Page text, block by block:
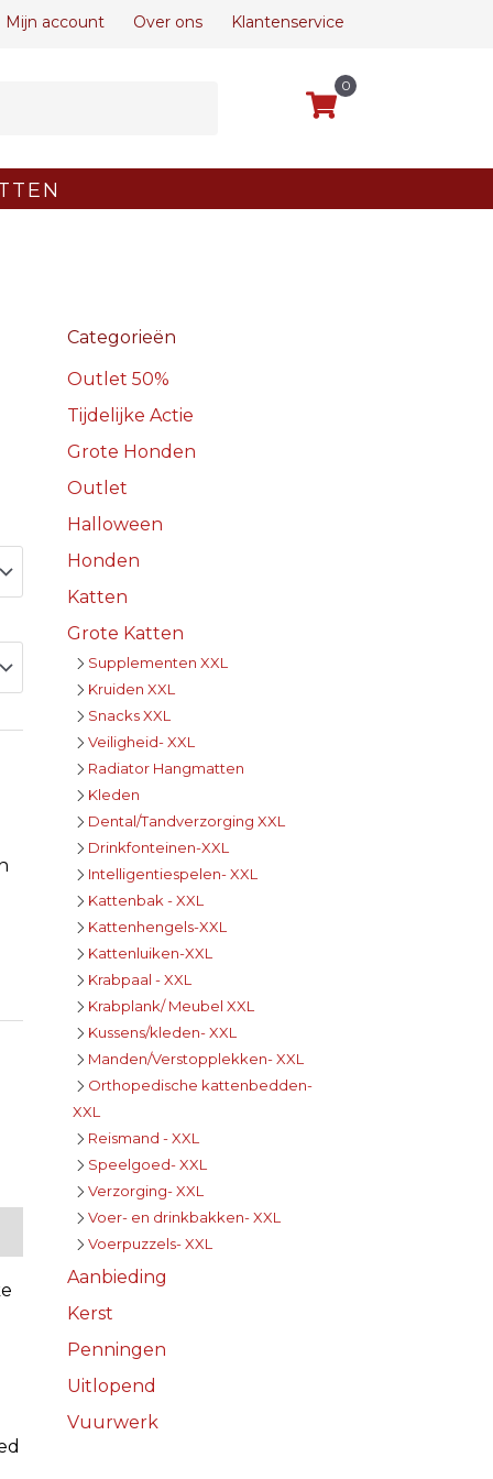
Mijn account Over ons Klantenservice
0
Categorieën
Outlet 50%
Tijdelijke Actie
Grote Honden
Outlet
Halloween
Honden
Katten
Grote Katten
Supplementen XXL
Kruiden XXL
Snacks XXL
Veiligheid- XXL
Radiator Hangmatten
Kleden
Dental/Tandverzorging XXL
Drinkfonteinen-XXL
Intelligentiespelen- XXL
Kattenbak - XXL
Kattenhengels-XXL
Kattenluiken-XXL
Krabpaal - XXL
Krabplank/ Meubel XXL
Kussens/kleden- XXL
Manden/Verstopplekken- XXL
Orthopedische kattenbedden-
XXL
Reismand - XXL
Speelgoed- XXL
Verzorging- XXL
Voer- en drinkbakken- XXL
Voerpuzzels- XXL
Aanbieding
Kerst
Penningen
Uitlopend
Vuurwerk